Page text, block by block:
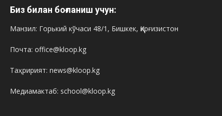
Биз билан боғланиш учун:
Манзил: Горький кўчаси 48/1, Бишкек, Қирғизистон
Почта: office@kloop.kg
Таҳририят: news@kloop.kg
Медиамактаб: school@kloop.kg